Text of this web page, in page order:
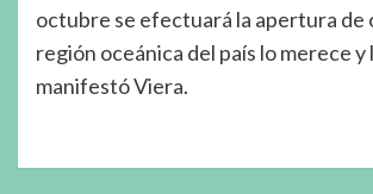
octubre se efectuará la apertura de
región oceánica del país lo merece y
manifestó Viera.